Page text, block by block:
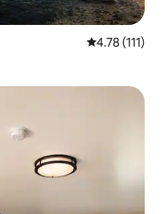
從 111 則評價
4.78 (111)